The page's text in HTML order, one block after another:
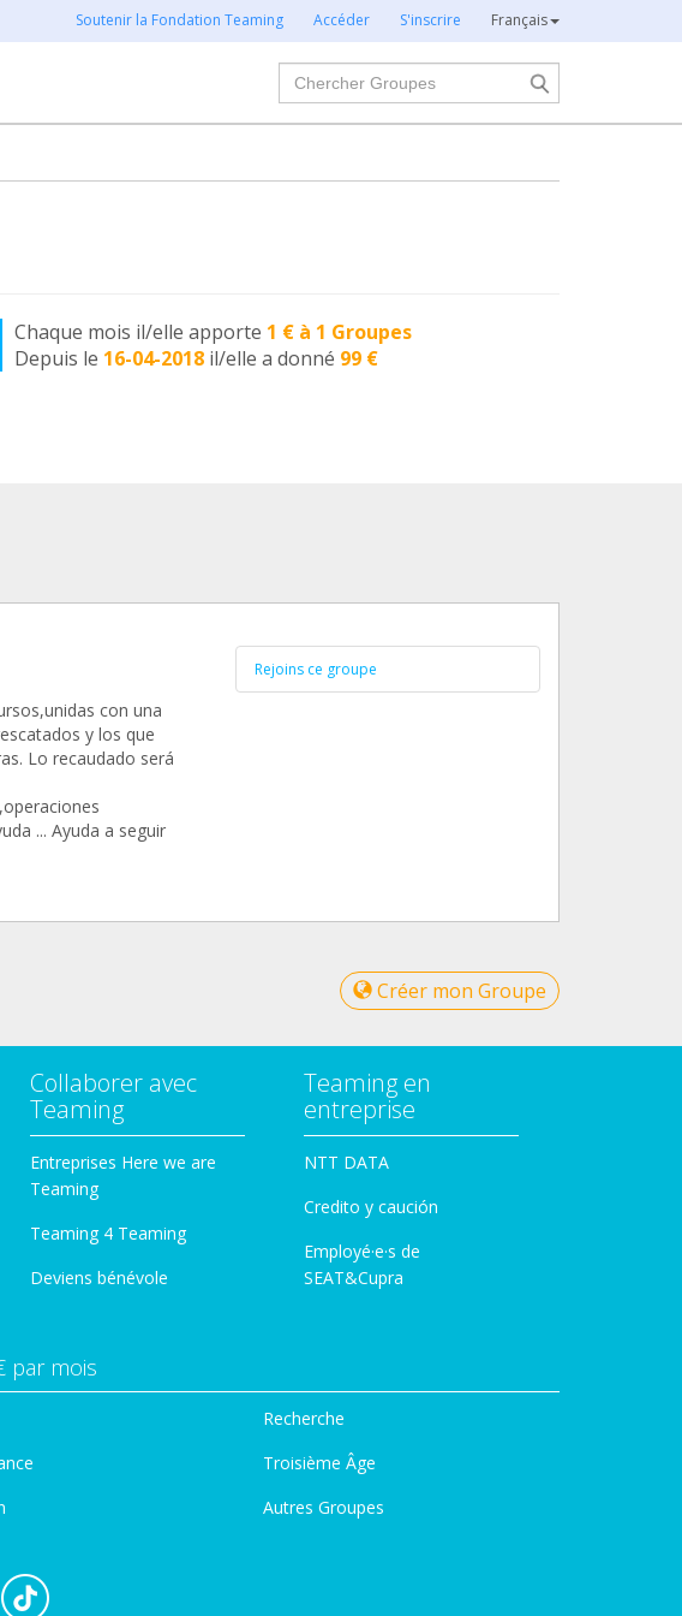
Soutenir la Fondation Teaming Accéder S'inscrire Français
Chercher
Chaque mois il/elle apporte 1 € à 1 Groupes
Depuis le 16-04-2018 il/elle a donné 99 €
con una
y los que
Lo recaudado será
... Ayuda a seguir
Rejoins ce groupe
Créer mon Groupe
Collaborer avec
Teaming
Entreprises Here we are
Teaming
Teaming 4 Teaming
Deviens bénévole
Teaming en
entreprise
NTT DATA
Credito y caución
Employé·e·s de
SEAT&Cupra
par mois
Recherche
Troisième Âge
Autres Groupes